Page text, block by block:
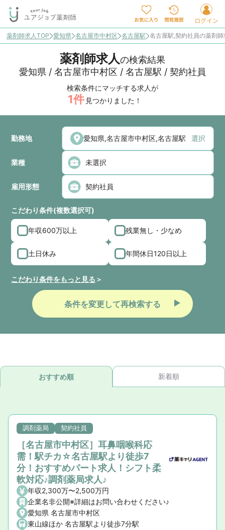
薬剤師求人TOP 愛知県 名古屋市中村区 名古屋駅 名古屋駅,契約社員の薬剤
薬剤師求人の検索結果
愛知県 / 名古屋市中村区 / 名古屋駅 / 契約社員
検索条件にマッチする求人が
1件 見つかりました！
勤務地 選択
業種
雇用形態
こだわり条件(複数選択可)
年収600万以上 残業無し・少なめ
土日休み 年間休日120日以上
こだわり条件をもっと見る
条件を変更して再検索する
おすすめ順 新着順
調剤薬局 契約社員
［名古屋市中村区］耳鼻咽喉科応
需！駅チカ☆名古屋駅より徒歩7
分！おすすめパート求人！シフト柔
軟対応♪調剤薬局求人♪
年収2,300万〜2,500万円
企業名非公開※詳細はお問い合わせください♪
愛知県 名古屋市中村区
東山線ほか 名古屋駅より徒歩7分駅